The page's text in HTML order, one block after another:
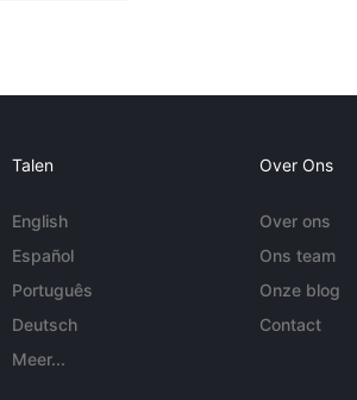
Talen
English
Español
Português
Deutsch
Meer...
Over Ons
Over ons
Ons team
Onze blog
Contact